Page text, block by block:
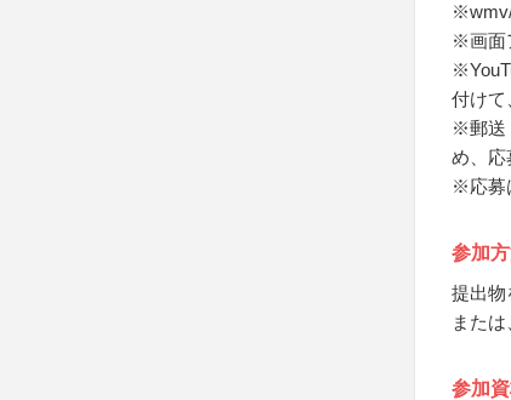
※画面
付けて
※郵送
め、応
※応募
参加
提出物
また
参加